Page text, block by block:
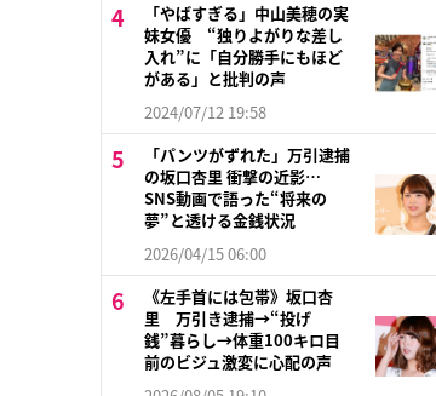
「やばすぎる」中山美穂の実
妹女優 “独りよがりな差し
入れ”に「自分勝手にもほど
がある」と批判の声
2024/07/12 19:58
「パンツがずれた」万引逮捕
の坂口杏里 衝撃の近影…
SNS動画で語った“将来の
夢”と透ける金銭状況
2026/04/15 06:00
《左手首には包帯》坂口杏
里 万引き逮捕→“投げ
銭”暮らし→体重100キロ目
前のビジュ激変に心配の声